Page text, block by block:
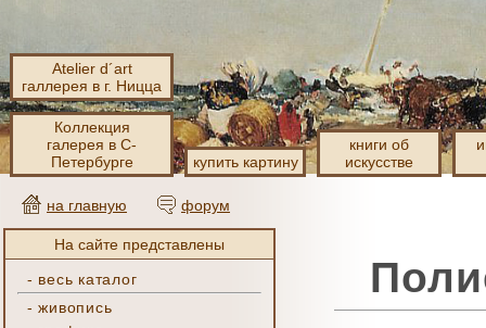
Atelier d´art
галлерея в г. Ницца
Коллекция
галерея в С-
Петербурге
купить картину
книги об
искусстве
на главную форум
На сайте представлены
- весь каталог
-живопись